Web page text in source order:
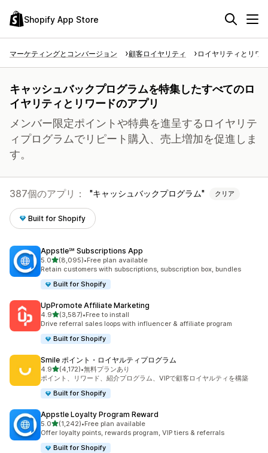
Shopify App Store
マーケティングとコンバージョン 顧客ロイヤリティ ロイヤリティとリワ
キャッシュバックプログラムを特集したすべてのロ
イヤリティとリワードのアプリ
メンバー限定ポイントや特典を進呈するロイヤリテ
ィプログラムでリピート購入、売上増加を促進しま
す。
387個のアプリ： キャッシュバックプログラム クリア
Built for Shopify
Appstle℠ Subscriptions App
5.05つ星中
(8,095)
合計レビュー数：8095件
•Free plan available
Retain customers with subscriptions, subscription box, bundles
Built for Shopify
UpPromote Affiliate Marketing
4.95つ星中
(3,587)
合計レビュー数：3587件
•Free to install
Drive referral sales loops with influencer & affiliate program
Built for Shopify
Smile ポイント・ロイヤルティプログラム
4.95つ星中
(4,172)
合計レビュー数：4172件
•無料プランあり
ポイント、リワード、紹介プログラム、VIPで顧客ロイヤルティを構築
Built for Shopify
Appstle Loyalty Program Reward
5.05つ星中
(1,242)
合計レビュー数：1242件
•Free plan available
Offer loyalty points, rewards program, VIP tiers & referrals
Built for Shopify